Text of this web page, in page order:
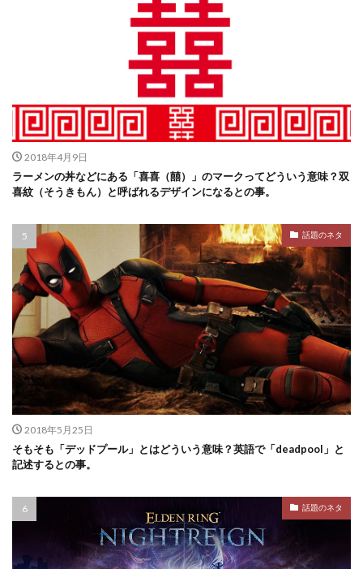
2018年4月9日
ラーメンの丼などにある「喜喜（囍）」のマークってどういう意味？双
喜紋（そうきもん）と呼ばれるデザインになるとの事。
話題のネタ
2018年5月25日
そもそも「デッドプール」とはどういう意味？英語で「deadpool」と
記述するとの事。
話題のネタ